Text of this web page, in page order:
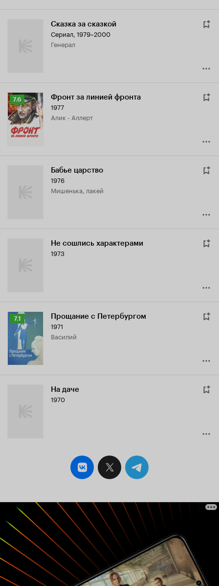
Сказка за сказкой
Сериал, 1979–2000
генерал
Рейтинг
Кинопоиска
7.6
7.6 Фронт за линией фронта
1977
Алик - Аллерт
Бабье царство
1976
Мишенька, лакей
Не сошлись характерами
1973
Рейтинг
Кинопоиска
7.1
7.1 Прощание с Петербургом
1971
Василий
На даче
1970